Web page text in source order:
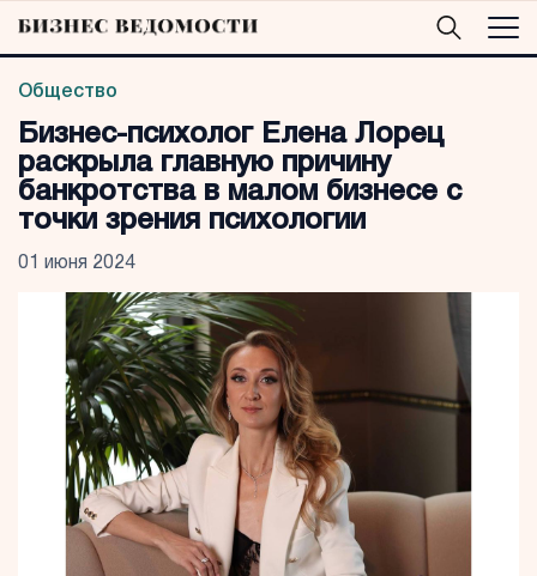
Общество
Бизнес-психолог Елена Лорец
раскрыла главную причину
банкротства в малом бизнесе с
точки зрения психологии
01 июня 2024